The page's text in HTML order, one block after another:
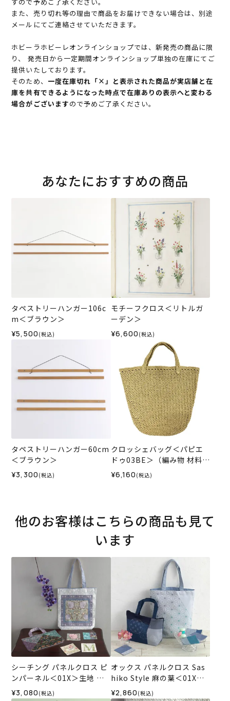
また、売り切れ等の理由で商品をお届けできない場合は、別途
メールにてご連絡させていただきます。
ホビーラホビーレオンラインショップでは、新発売の商品に限
り、 発売日から一定期間オンラインショップ単独の在庫にてご
提供いたしております。
そのため、 一度在庫切れ「×」と表示された商品が実店舗と在
庫を共有できるようになった時点で在庫ありの表示へと変わる
場合がございますので予めご了承ください。
あなたにおすすめの商品
タペストリーハンガー106c
m＜ブラウン＞
¥5,500 (税込)
モチーフクロス＜リトルガ
ーデン＞
¥6,600 (税込)
タペストリーハンガー60cm
＜ブラウン＞
¥3,300 (税込)
クロッシェバッグ＜パピエ
ドゥ03BE＞（編み物 材料セ
ット）
¥6,160 (税込)
他のお客様はこちらの商品も見て
います
シーチング パネルクロス ピ
ンパーネル＜01X＞生地 ホ
ビーラホビーレデザインコ
¥3,080 (税込)
オックス パネルクロス Sas
hiko Style 麻の葉＜01X＞
生地 ホビーラホビーレデザ
¥2,860 (税込)